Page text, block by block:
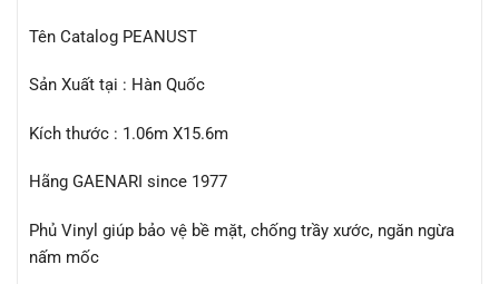
Tên Catalog PEANUST
Sản Xuất tại : Hàn Quốc
Kích thước : 1.06m X15.6m
Hãng GAENARI since 1977
Phủ Vinyl giúp bảo vệ bề mặt, chống trầy xước, ngăn ngừa
nấm mốc